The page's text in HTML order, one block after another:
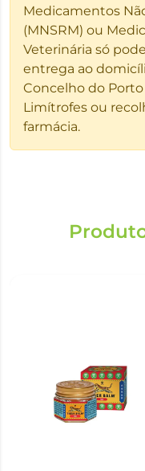
Medicamentos
(MNSRM) ou
Veterinária só
entrega ao
Concelho do
Limítrofes ou
farmácia.